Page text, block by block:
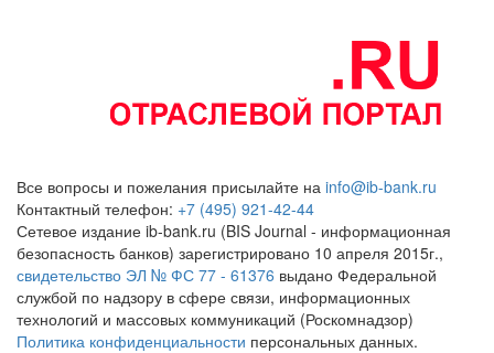
Все вопросы и пожелания присылайте на info@ib-bank.ru
Контактный телефон: +7 (495) 921-42-44
Сетевое издание ib-bank.ru (BIS Journal - информационная
безопасность банков) зарегистрировано 10 апреля 2015г.,
свидетельство ЭЛ № ФС 77 - 61376 выдано Федеральной
службой по надзору в сфере связи, информационных
технологий и массовых коммуникаций (Роскомнадзор)
Политика конфиденциальности персональных данных.